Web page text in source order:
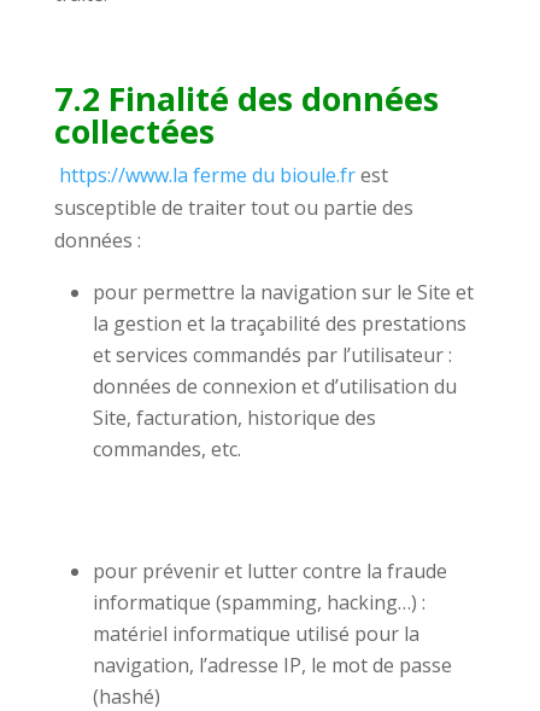
7.2 Finalité des données
collectées
https://www.la ferme du bioule.frest
susceptible de traiter tout ou partie des
données :
pour permettre la navigation sur le Site et
la gestion et la traçabilité des prestations
et services commandés par l’utilisateur :
données de connexion et d’utilisation du
Site, facturation, historique des
commandes, etc.
pour prévenir et lutter contre la fraude
informatique (spamming, hacking…) :
matériel informatique utilisé pour la
navigation, l’adresse IP, le mot de passe
(hashé)